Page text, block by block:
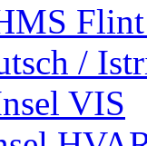
/
VIS